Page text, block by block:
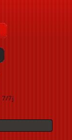
7/7j